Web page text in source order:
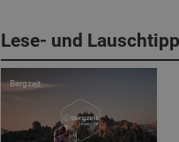
Lese- und
Bergzeit